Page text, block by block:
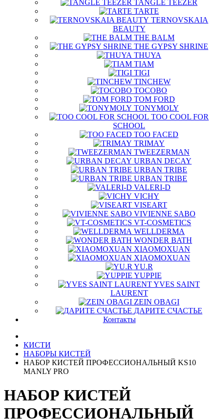
TANGLE TEEZER
TARTE
TERNOVSKAIA
BEAUTY
THE BALM
THE GYPSY SHRINE
THUYA
TIAM
TIGI
TINCHEW
TOCOBO
TOM FORD
TONYMOLY
TOO COOL FOR
SCHOOL
TOO FACED
TRIMAY
TWEEZERMAN
URBAN DECAY
URBAN TRIBE
URBAN TRIBE
VALERI-D
VICHY
VISEART
VIVIENNE SABO
VT-COSMETICS
WELLDERMA
WONDER BATH
XIAOMOXUAN
XIAOMOXUAN
YU.R
YUPPIE
YVES SAINT
LAURENT
ZEIN OBAGI
ДАРИТЕ СЧАСТЬЕ
Контакты
КИСТИ
НАБОРЫ КИСТЕЙ
НАБОР КИСТЕЙ ПРОФЕССИОНАЛЬНЫЙ KS10
MANLY PRO
НАБОР КИСТЕЙ
ПРОФЕССИОНАЛЬНЫЙ